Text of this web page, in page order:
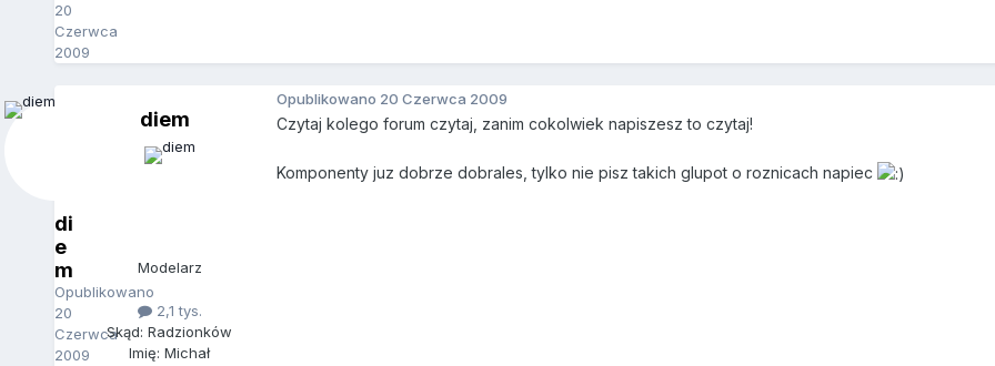
20
Czerwca
2009
di
e
m
Opublikowano
20
Czerwca
2009
diem
Modelarz
2,1 tys.
Skąd: Radzionków
Imię: Michał
Opublikowano 20 Czerwca 2009
Czytaj kolego forum czytaj, zanim cokolwiek napiszesz to czytaj!
Komponenty juz dobrze dobrales, tylko nie pisz takich glupot o roznicach napiec